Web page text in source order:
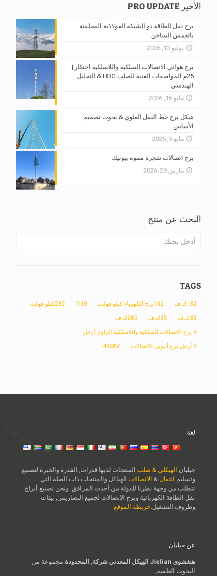
الأخير PRO UPDATE
برج نقل الطاقة ذو الشبكة الفولاذية المجلفنة
بالغمس الساخن
يوليو 13, 2026
برج هوائي الاتصالات السلكية واللاسلكية احتكار |
25م المواصفات الفنية للصلب HDG & التحليل
الهندسي
مايو 16, 2026
هيكل برج خط النقل العلوي & بحوث تصميم
الأساس
مايو 5, 2026
برج اتصالات شجرة مموه بيونيك
مارس 29, 2026
البحث عن منتج
TAGS
132ك.ف 132برج الكهرباء كيلو فولت 160' 230كيلو فولت
33ك.ف 35ك.ف 380ك.ف
4 برج الاتصالات السلكية واللاسلكية الزاوي أرجل
4 أرجل برج أنبوبي الاتصالات 400KV
لغة
جيليان الهيكلي & صلب المنتجات لديها قدرات, القدرة والخبرة لتصنيع
وتسليم انتقال & الاتصالات الهياكل والمنتجات ذات الصلة التي
تتطلب من وجهة نظرنا للدولة من أحدث المرافق. ونحن تصنيع أبراج
نقل الطاقة الكهربائية وبرج الاتصالات لجميع التضاريس, بيئات
وظروف التشغيل.خريطة الموقع
عن جيليان
هنغشوى Jielian الهيكل المعدني شركة, المحدودة
-مجموعة من
البحوث العلمية,